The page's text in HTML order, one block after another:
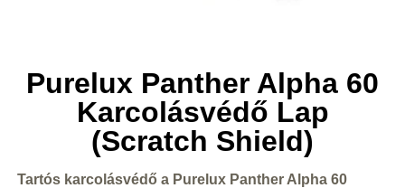
Purelux Panther Alpha 60
Karcolásvédő Lap
(Scratch Shield)
Tartós karcolásvédő a Purelux Panther Alpha 60